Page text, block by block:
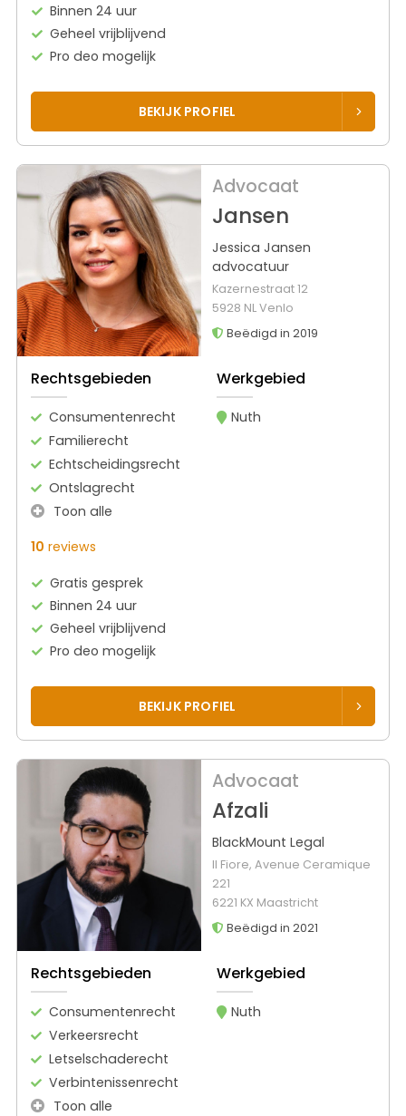
Binnen 24 uur
Geheel vrijblijvend
Pro deo mogelijk
BEKIJK PROFIEL
Advocaat
Jansen
Jessica Jansen
advocatuur
Kazernestraat 12
5928 NL Venlo
Beëdigd in 2019
Rechtsgebieden
Consumentenrecht
Familierecht
Echtscheidingsrecht
Ontslagrecht
Toon alle
Werkgebied
Nuth
10 reviews
Gratis gesprek
Binnen 24 uur
Geheel vrijblijvend
Pro deo mogelijk
BEKIJK PROFIEL
Advocaat
Afzali
BlackMount Legal
Il Fiore, Avenue Ceramique
221
6221 KX Maastricht
Beëdigd in 2021
Rechtsgebieden
Consumentenrecht
Verkeersrecht
Letselschaderecht
Verbintenissenrecht
Toon alle
Werkgebied
Nuth